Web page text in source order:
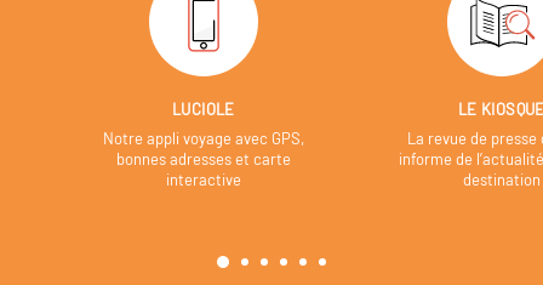
LUCIOLE
Notre appli voyage avec GPS,
bonnes adresses et carte
interactive
LE
La revue de presse
informe de
destination